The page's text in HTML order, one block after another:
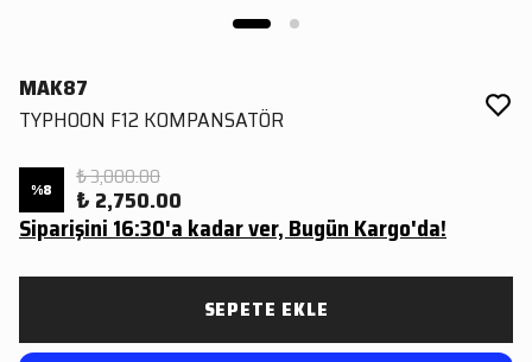
MAK87
TYPHOON F12 KOMPANSATÖR
%8 ₺ 3,000.00
₺ 2,750.00
Siparişini 16:30'a kadar ver, Bugün Kargo'da!
SEPETE EKLE